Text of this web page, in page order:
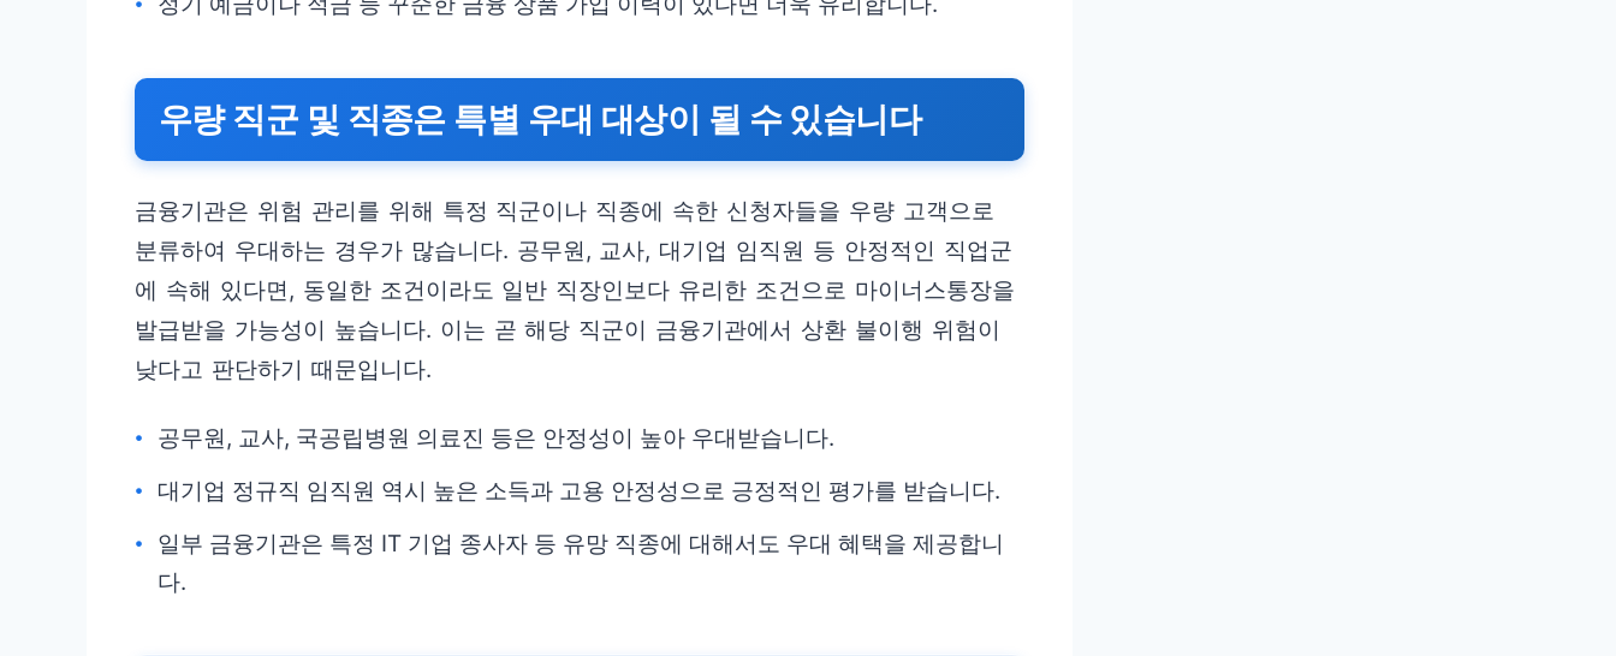
우량 직군 및 직종은 특별 우대 대상이 될 수 있습니다
금융기관은 위험 관리를 위해 특정 직군이나 직종에 속한 신청자들을 우량 고객으로
분류하여 우대하는 경우가 많습니다. 공무원, 교사, 대기업 임직원 등 안정적인 직업군
에 속해 있다면, 동일한 조건이라도 일반 직장인보다 유리한 조건으로 마이너스통장을
발급받을 가능성이 높습니다. 이는 곧 해당 직군이 금융기관에서 상환 불이행 위험이
낮다고 판단하기 때문입니다.
공무원, 교사, 국공립병원 의료진 등은 안정성이 높아 우대받습니다.
대기업 정규직 임직원 역시 높은 소득과 고용 안정성으로 긍정적인 평가를 받습니다.
일부 금융기관은 특정 IT 기업 종사자 등 유망 직종에 대해서도 우대 혜택을 제공합니
다.